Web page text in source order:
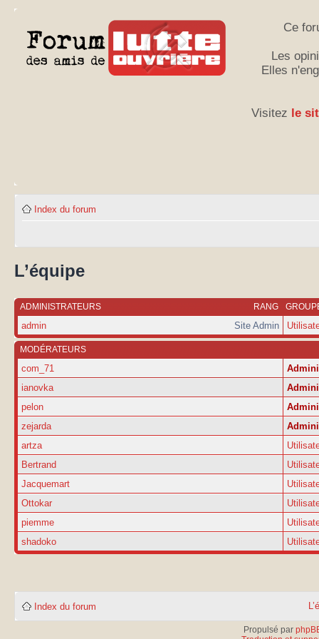
Ce
Les
Elles
Visitez le
Index du forum
L’équipe
RANG
ADMINISTRATEURS
Site Admin
admin
MODÉRATEURS
com_71
ianovka
pelon
zejarda
artza
Bertrand
Jacquemart
Ottokar
piemme
shadoko
Index du forum
Propulsé par